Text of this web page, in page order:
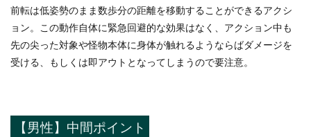
前転は低姿勢のまま数歩分の距離を移動することができるアクシ
ョン。この動作自体に緊急回避的な効果はなく、アクション中も
先の尖った対象や怪物本体に身体が触れるようならばダメージを
受ける、もしくは即アウトとなってしまうので要注意。
【男性】中間ポイント